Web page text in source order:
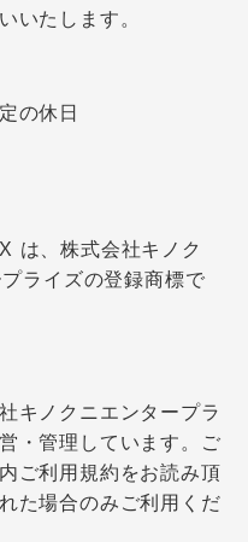
いたします。
の休日
は、株式会社キノク
ライズの登録商標で
キノクニエンタープラ
・管理しています。ご
ご利用規約をお読み頂
た場合のみご利用くだ